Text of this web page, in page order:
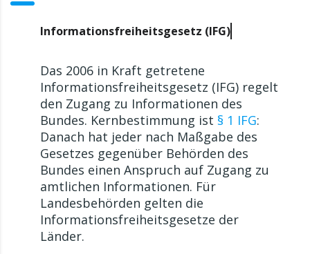
Informationsfreiheitsgesetz (IFG)
Das 2006 in Kraft getretene
Informationsfreiheitsgesetz (IFG) regelt
den Zugang zu Informationen des
Bundes. Kernbestimmung ist § 1 IFG:
Danach hat jeder nach Maßgabe des
Gesetzes gegenüber Behörden des
Bundes einen Anspruch auf Zugang zu
amtlichen Informationen. Für
Landesbehörden gelten die
Informationsfreiheitsgesetze der
Länder.